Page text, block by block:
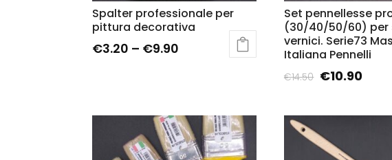
Spalter professionale per
pittura decorativa
€3.20 – €9.90
Set pennellesse
(30/40/50/60) per
vernici. Serie73
Italiana Pennelli
€14.50 €10.90